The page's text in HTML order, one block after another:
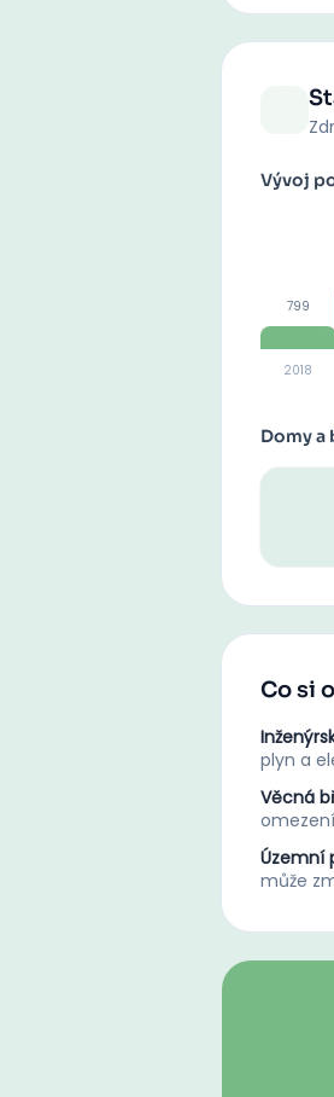
Vývoj
799
2018
Domy a
Co si
plyn a
Věcná
Územní
může